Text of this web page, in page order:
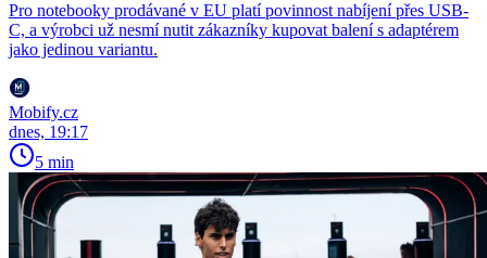
Pro notebooky prodávané v EU platí povinnost nabíjení přes USB-
C, a výrobci už nesmí nutit zákazníky kupovat balení s adaptérem
jako jedinou variantu.
Mobify.cz
dnes, 19:17
5 min